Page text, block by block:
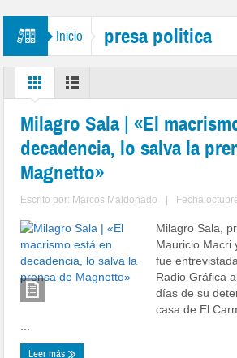
Inicio presa politica
Milagro Sala | «El
decadencia, lo salva la
Magnetto»
Escrito por: Marcos Maldonado
Milagro Sala,
Mauricio Macri
fue
Radio Gráfica
días de su
casa de El
Leer más